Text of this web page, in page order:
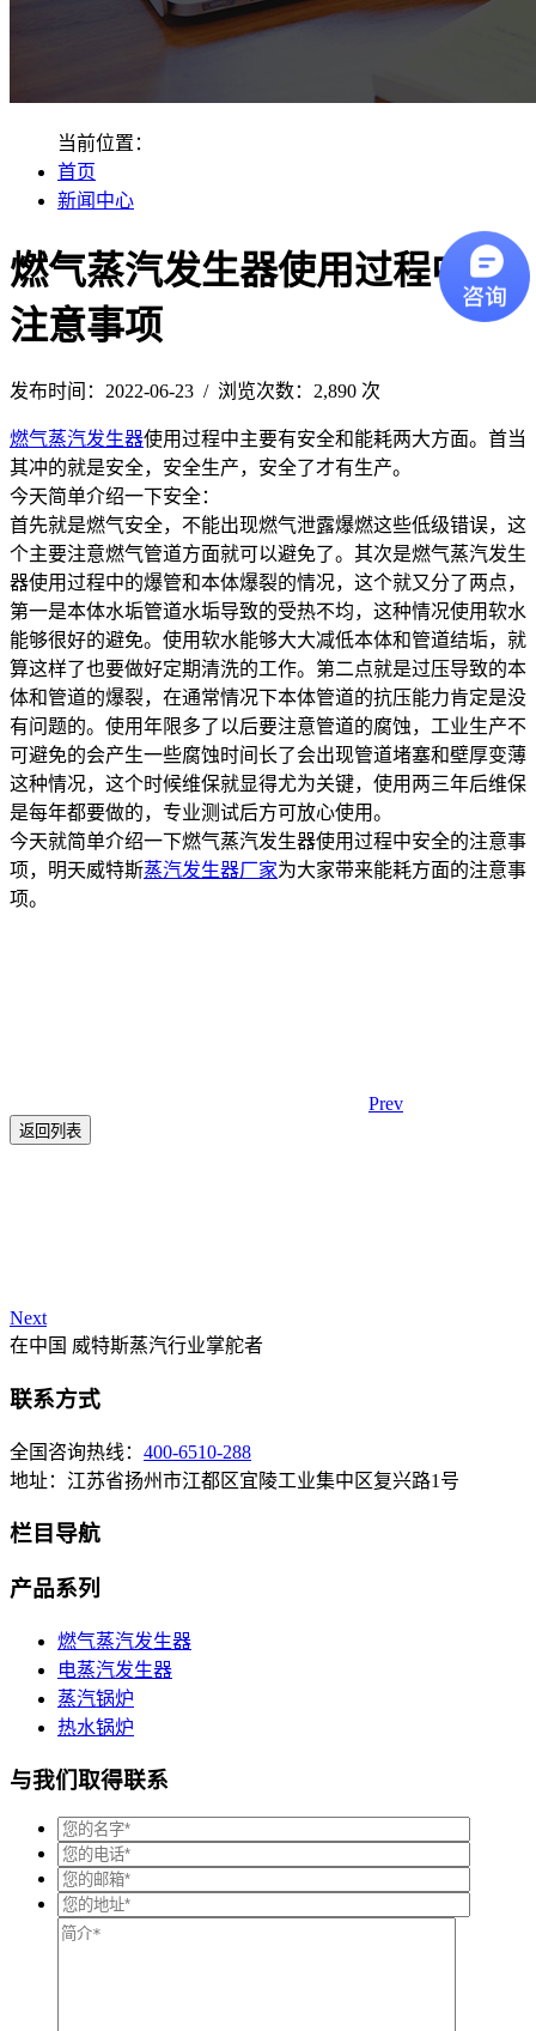
当前位置：
首页
新闻中心
燃气蒸汽发生器使用过程中的
注意事项
发布时间：2022-06-23 / 浏览次数：2,890 次
燃气蒸汽发生器使用过程中主要有安全和能耗两大方面。首当
其冲的就是安全，安全生产，安全了才有生产。
今天简单介绍一下安全：
首先就是燃气安全，不能出现燃气泄露爆燃这些低级错误，这
个主要注意燃气管道方面就可以避免了。其次是燃气蒸汽发生
器使用过程中的爆管和本体爆裂的情况，这个就又分了两点，
第一是本体水垢管道水垢导致的受热不均，这种情况使用软水
能够很好的避免。使用软水能够大大减低本体和管道结垢，就
算这样了也要做好定期清洗的工作。第二点就是过压导致的本
体和管道的爆裂，在通常情况下本体管道的抗压能力肯定是没
有问题的。使用年限多了以后要注意管道的腐蚀，工业生产不
可避免的会产生一些腐蚀时间长了会出现管道堵塞和壁厚变薄
这种情况，这个时候维保就显得尤为关键，使用两三年后维保
是每年都要做的，专业测试后方可放心使用。
今天就简单介绍一下燃气蒸汽发生器使用过程中安全的注意事
项，明天威特斯蒸汽发生器厂家为大家带来能耗方面的注意事
项。
Prev
返回列表
Next
在中国 威特斯蒸汽行业掌舵者
联系方式
全国咨询热线： 400-6510-288
地址：江苏省扬州市江都区宜陵工业集中区复兴路1号
栏目导航
产品系列
燃气蒸汽发生器
电蒸汽发生器
蒸汽锅炉
热水锅炉
与我们取得联系